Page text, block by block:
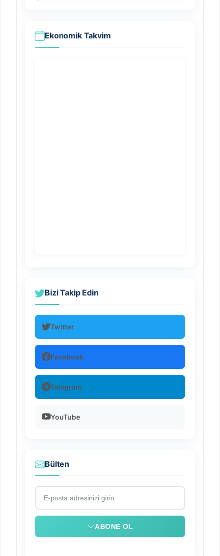
Ekonomik Takvim
Bizi Takip Edin
Twitter
Facebook
Telegram
YouTube
Bülten
ABONE OL